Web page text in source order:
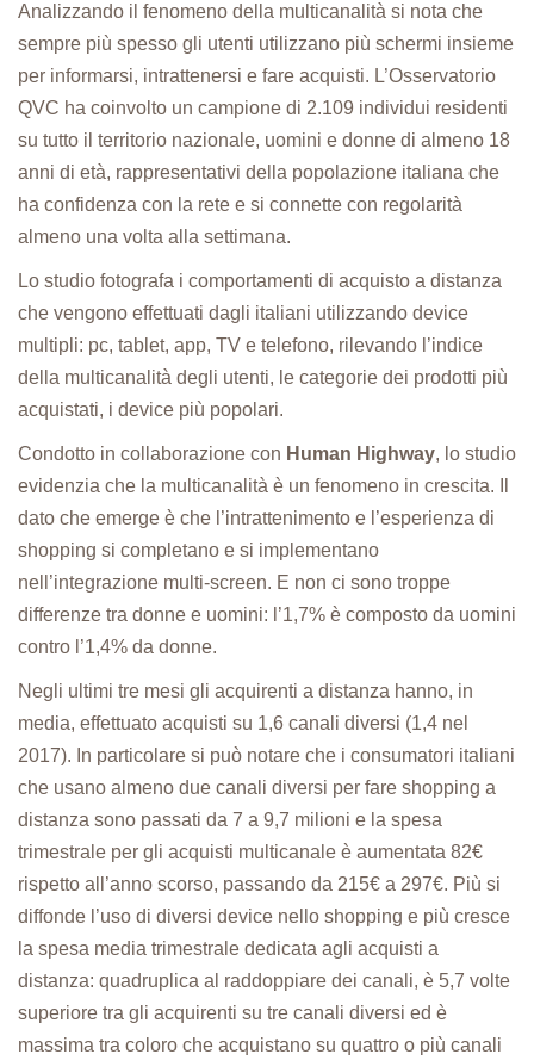
Analizzando il fenomeno della multicanalità si nota che
sempre più spesso gli utenti utilizzano più schermi insieme
per informarsi, intrattenersi e fare acquisti. L’Osservatorio
QVC ha coinvolto un campione di 2.109 individui residenti
su tutto il territorio nazionale, uomini e donne di almeno 18
anni di età, rappresentativi della popolazione italiana che
ha confidenza con la rete e si connette con regolarità
almeno una volta alla settimana.
Lo studio fotografa i comportamenti di acquisto a distanza
che vengono effettuati dagli italiani utilizzando device
multipli: pc, tablet, app, TV e telefono, rilevando l’indice
della multicanalità degli utenti, le categorie dei prodotti più
acquistati, i device più popolari.
Condotto in collaborazione con Human Highway, lo studio
evidenzia che la multicanalità è un fenomeno in crescita. Il
dato che emerge è che l’intrattenimento e l’esperienza di
shopping si completano e si implementano
nell’integrazione multi-screen. E non ci sono troppe
differenze tra donne e uomini: l’1,7% è composto da uomini
contro l’1,4% da donne.
Negli ultimi tre mesi gli acquirenti a distanza hanno, in
media, effettuato acquisti su 1,6 canali diversi (1,4 nel
2017). In particolare si può notare che i consumatori italiani
che usano almeno due canali diversi per fare shopping a
distanza sono passati da 7 a 9,7 milioni e la spesa
trimestrale per gli acquisti multicanale è aumentata 82€
rispetto all’anno scorso, passando da 215€ a 297€. Più si
diffonde l’uso di diversi device nello shopping e più cresce
la spesa media trimestrale dedicata agli acquisti a
distanza: quadruplica al raddoppiare dei canali, è 5,7 volte
superiore tra gli acquirenti su tre canali diversi ed è
massima tra coloro che acquistano su quattro o più canali